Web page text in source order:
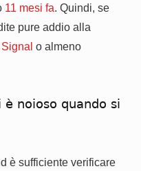
11 mesi fa . Quindi, se
pure addio alla
Signal o almeno
noioso quando si
è sufficiente verificare